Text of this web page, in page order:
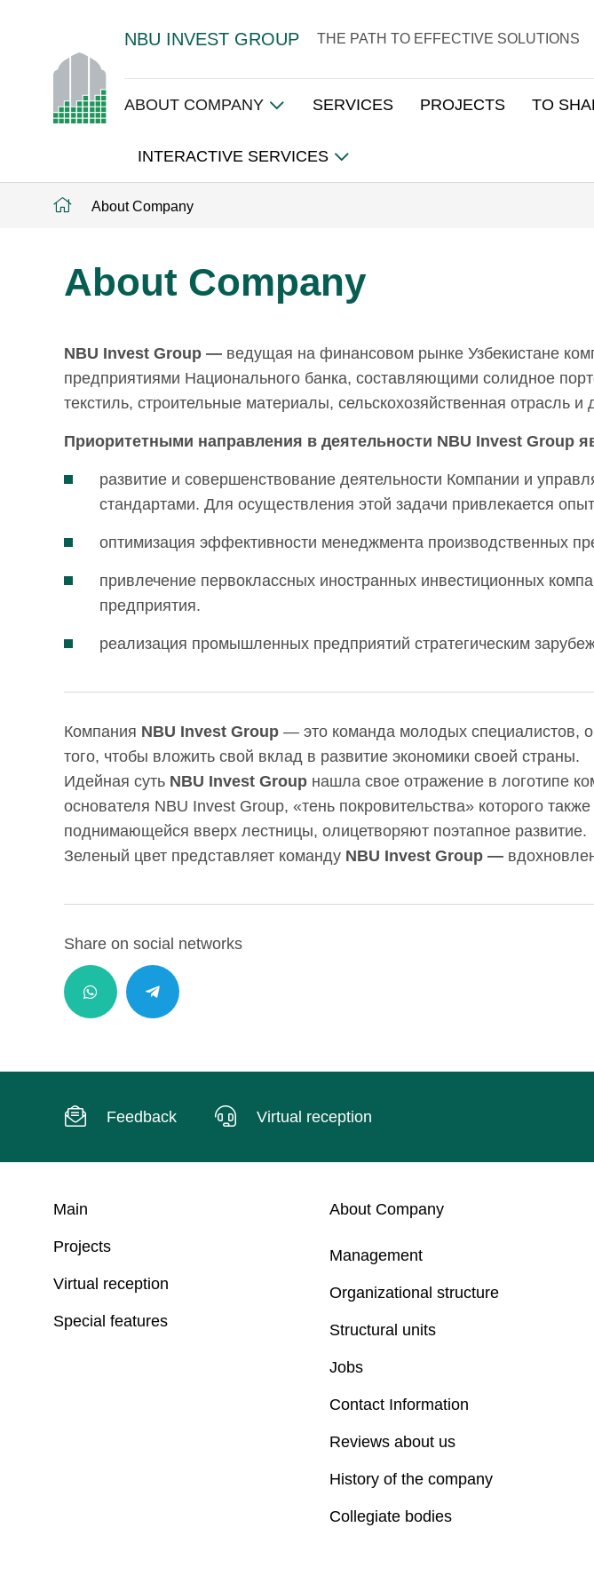
NBU INVEST GROUP THE PATH TO EFFECTIVE SOLUTIONS
ABOUT COMPANY SERVICES PROJECTS TO
INTERACTIVE SERVICES
About Company
About Company
NBU Invest Group — ведущая на финансовом рынке Узбекистане
предприятиями Национального банка, составляющими солидное
текстиль, строительные материалы, сельскохозяйственная отрасль и
Приоритетными направления в деятельности NBU Invest Group
развитие и совершенствование деятельности Компании и
стандартами. Для осуществления этой задачи привлекается
оптимизация эффективности менеджмента производственных
привлечение первоклассных иностранных инвестиционных
предприятия.
реализация промышленных предприятий стратегическим
Компания NBU Invest Group — это команда молодых специалистов,
того, чтобы вложить свой вклад в развитие экономики своей страны.
Идейная суть NBU Invest Group нашла свое отражение в логотипе
основателя NBU Invest Group, «тень покровительства» которого
поднимающейся вверх лестницы, олицетворяют поэтапное развитие.
Зеленый цвет представляет команду NBU Invest Group —
Share on social networks
Feedback Virtual reception
Main
Projects
Virtual reception
Special features
About Company
Management
Organizational structure
Structural units
Jobs
Contact Information
Reviews about us
History of the company
Collegiate bodies